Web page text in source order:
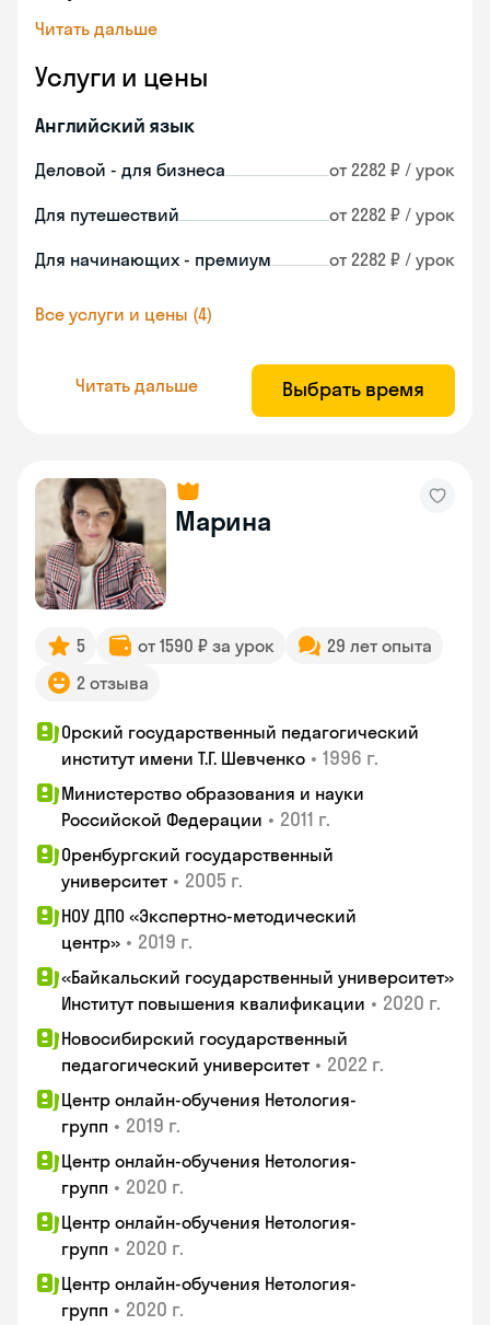
Читать дальше
Услуги и цены
Английский язык
Деловой - для бизнеса от 2282 ₽ / урок
Для путешествий от 2282 ₽ / урок
Для начинающих - премиум от 2282 ₽ / урок
Все услуги и цены (4)
Читать дальше Выбрать время
Марина
5 от 1590 ₽ за урок
29 лет опыта
2 отзыва
Орский государственный педагогический
институт имени Т.Г. Шевченко • 1996 г.
Министерство образования и науки
Российской Федерации • 2011 г.
Оренбургский государственный
университет • 2005 г.
НОУ ДПО «Экспертно-методический
центр» • 2019 г.
«Байкальский государственный университет»
Институт повышения квалификации • 2020 г.
Новосибирский государственный
педагогический университет • 2022 г.
Центр онлайн-обучения Нетология-
групп • 2019 г.
Центр онлайн-обучения Нетология-
групп • 2020 г.
Центр онлайн-обучения Нетология-
групп • 2020 г.
Центр онлайн-обучения Нетология-
групп • 2020 г.